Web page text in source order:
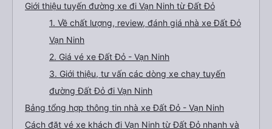
Giới thiệu tuyến đường xe đi Vạn Ninh từ Đất Đỏ
1. Về chất lượng, review, đánh giá nhà xe Đất Đỏ
Vạn Ninh
2. Giá vé xe Đất Đỏ - Vạn Ninh
3. Giới thiệu, tư vấn các dòng xe chạy tuyến
đường Đất Đỏ đi Vạn Ninh
Bảng tổng hợp thông tin nhà xe Đất Đỏ - Vạn Ninh
Cách đặt vé xe khách đi Vạn Ninh từ Đất Đỏ nhanh và